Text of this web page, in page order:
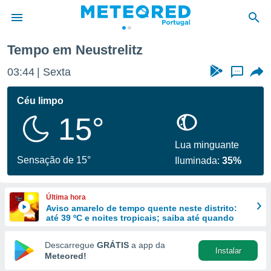
da
foi
fornecidas
a este
das
e
forma
digital
Tempo em Neustrelitz
03:44 Sexta ...
Céu limpo
15°
Sensação de 15°
Lua minguante
Iluminada:35%
Última hora
Aviso amarelo de tempo quente neste distrito:
até 39 ºC e noites tropicais; saiba até quando
Descarregue GRÁTIS a app da
Meteored!
Instalar